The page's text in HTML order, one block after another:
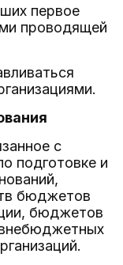
первое
проводящей
с
подготовке и
бюджетов
бюджетов